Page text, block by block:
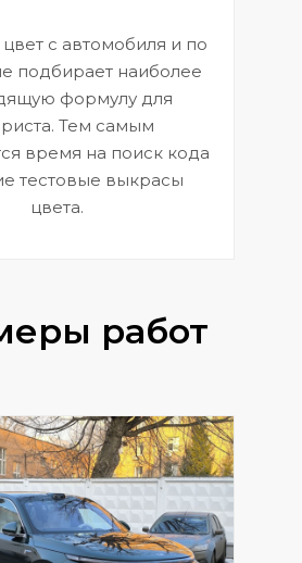
с автомобиля и по
подбирает наиболее
формулу для
Тем самым
время на поиск кода
тестовые выкрасы
цвета.
работ